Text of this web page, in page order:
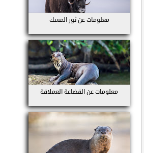
معلومات عن ثور المسك
معلومات عن القضاعة العملاقة